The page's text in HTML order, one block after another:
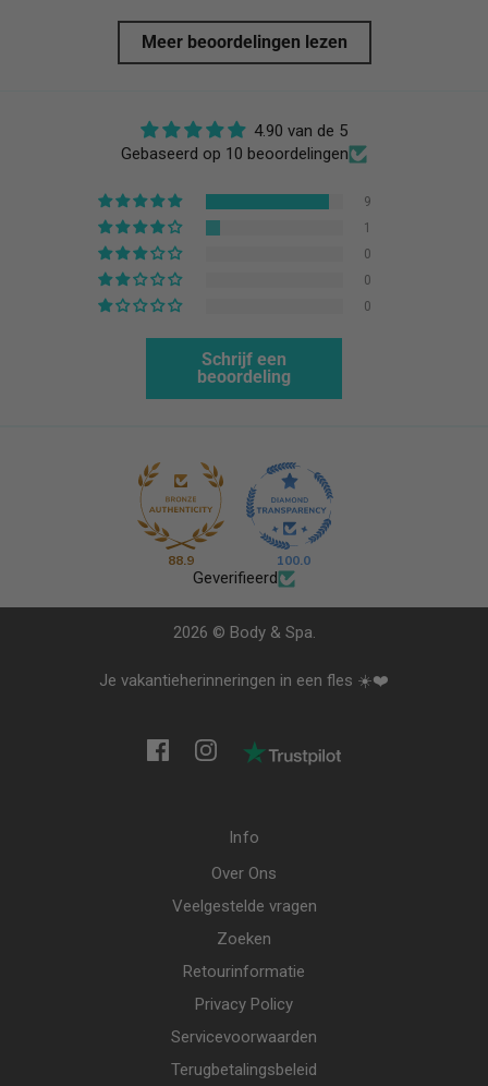
Meer beoordelingen lezen
4.90 van de 5
Gebaseerd op 10 beoordelingen
9
1
0
0
0
Schrijf een
beoordeling
88.9 100.0
Geverifieerd
2026 © Body & Spa.
Je vakantieherinneringen in een fles ☀️❤️
Info
Over Ons
Veelgestelde vragen
Zoeken
Retourinformatie
Privacy Policy
Servicevoorwaarden
Terugbetalingsbeleid